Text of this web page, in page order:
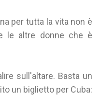
per tutta la vita non è
le altre donne che è
sull'altare. Basta un
un biglietto per Cuba: